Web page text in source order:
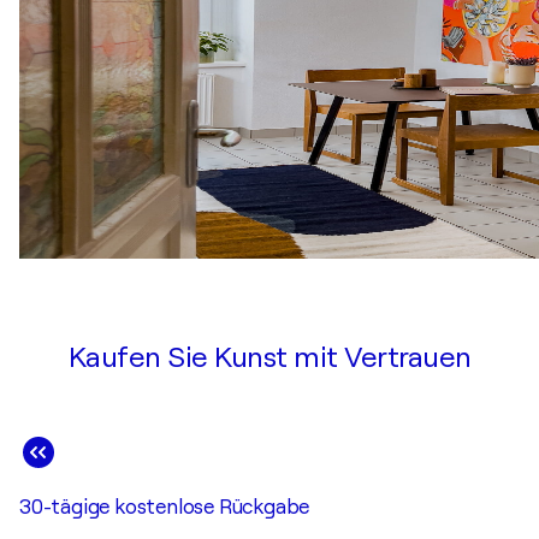
Kaufen Sie Kunst mit Vertrauen
30-tägige kostenlose Rückgabe